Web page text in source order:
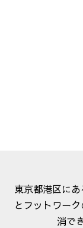
東京都港区に
とフットワー
消で